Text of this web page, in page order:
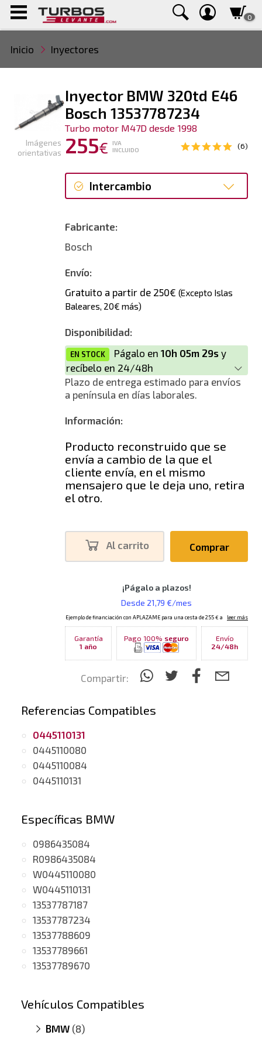
0
Inicio Inyectores
Inyector BMW 320td E46
Bosch 13537787234
Turbo motor M47D desde 1998
255€
IVA
INCLUIDO
(6)
Intercambio
Fabricante:
Bosch
Envío:
Gratuito a partir de 250€ (Excepto Islas
Baleares, 20€ más)
Disponibilidad:
EN STOCK Págalo en 10h 05m 28s y
recíbelo en 24/48h
Plazo de entrega estimado para envíos
a península en días laborales.
Información:
Producto reconstruido que se
envía a cambio de la que el
cliente envía, en el mismo
mensajero que le deja uno, retira
el otro.
Al carrito Comprar
Garantía
1 año
Pago 100% seguro
Envío
24/48h
Compartir:
Imágenes
orientativas
Referencias Compatibles
0445110131
0445110080
0445110084
0445110131
Específicas BMW
0986435084
R0986435084
W0445110080
W0445110131
13537787187
13537787234
13537788609
13537789661
13537789670
Vehículos Compatibles
BMW (8)